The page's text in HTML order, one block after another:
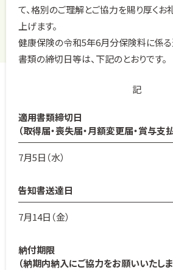
て、格別のご理解とご協力を賜り厚くお
上げます。
健康保険の令和5年6月分保険料に係
書類の締切日等は、下記のとおりです。
記
適用書類締切日
（取得届・喪失届・月額変更届・賞与支
7月5日（水）
告知書送達日
7月14日（金）
納付期限
（納期内納入にご協力をお願いいたしま